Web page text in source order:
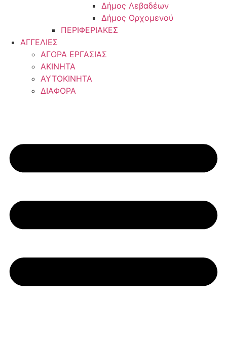
Δήμος Λεβαδέων
Δήμος Ορχομενού
ΠΕΡΙΦΕΡΙΑΚΕΣ
ΑΓΓΕΛΙΕΣ
ΑΓΟΡΑ ΕΡΓΑΣΙΑΣ
ΑΚΙΝΗΤΑ
ΑΥΤΟΚΙΝΗΤΑ
ΔΙΑΦΟΡΑ